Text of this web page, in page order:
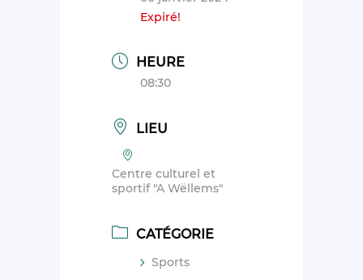
Expiré!
HEURE
08:30
LIEU
Centre culturel et
sportif "A Wëllems"
CATÉGORIE
Sports